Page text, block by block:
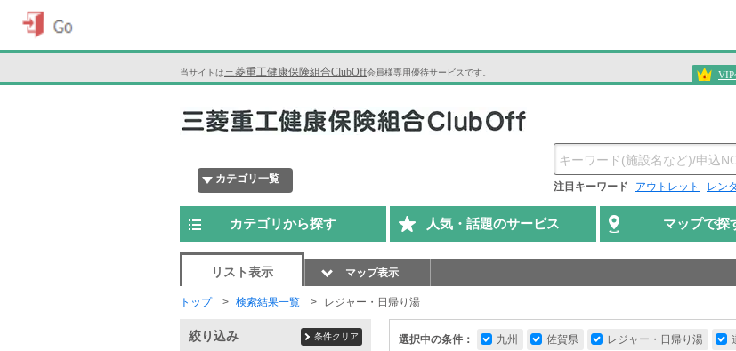
当サイトは三菱重工健康保険組合ClubOff会員様専用優待サービスです。 VIP
カテゴリ一覧
注目キーワード アウトレット レン
カテゴリから探す 人気・話題のサービス マップで探
リスト表示 マップ表示
トップ 検索結果一覧 レジャー・日帰り湯
選択中の条件： 九州 佐賀県 レジャー・日帰り湯
絞り込み 条件クリア